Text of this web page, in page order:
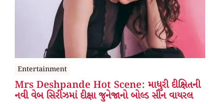
Entertainment
Mrs Deshpande Hot Scene: માધુરી દીક્ષિતની
નવી વેબ સિરીઝમાં દીક્ષા જુનેજાનો બોલ્ડ સીન વાયરલ